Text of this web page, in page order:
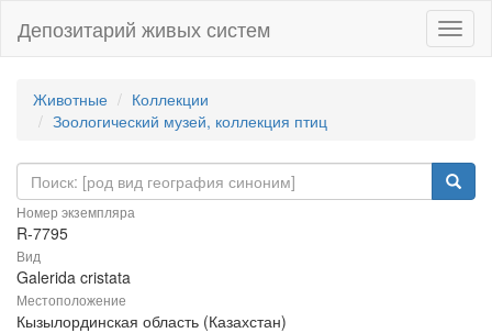
Депозитарий живых систем
Животные
Коллекции
Зоологический музей, коллекция птиц
Номер экземпляра
R-7795
Вид
Galerida cristata
Местоположение
Кызылординская область (Казахстан)